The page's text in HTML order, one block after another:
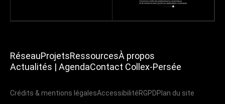
RéseauProjetsRessourcesÀ propos
Actualités | AgendaContact Collex-Persée
Crédits & mentions légalesAccessibilitéRGPDPlan du site